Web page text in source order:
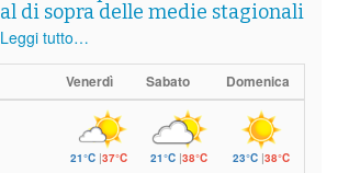
al di sopra delle medie stagionali
Leggi tutto…
Venerdì Sabato Domenica
21°C|37°C 21°C|38°C 23°C |38°C